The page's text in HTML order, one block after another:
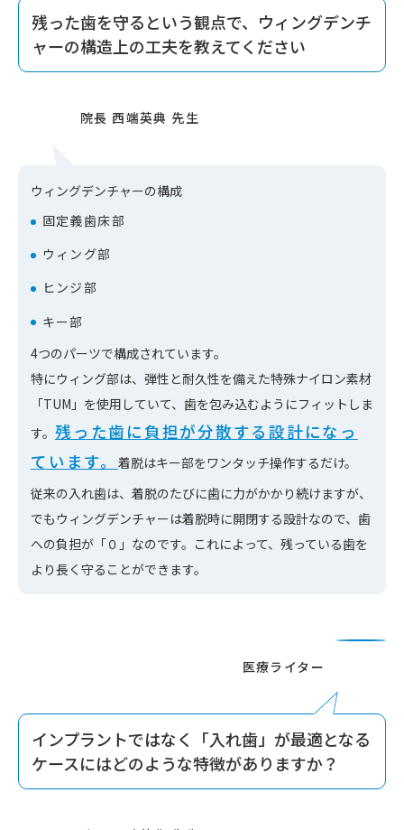
残った歯を守るという観点で、ウィングデンチ
ャーの構造上の工夫を教えてください
ウィングデンチャーの構成
固定義歯床部
ウィング部
ヒンジ部
キー部
4つのパーツで構成されています。
特にウィング部は、弾性と耐久性を備えた特殊ナイロン素材
「TUM」を使用していて、歯を包み込むようにフィットしま
す。 残った歯に負担が分散する設計になっ
ています。
着脱はキー部をワンタッチ操作するだけ。
従来の入れ歯は、着脱のたびに歯に力がかかり続けますが、
でもウィングデンチャーは着脱時に開閉する設計なので、歯
への負担が「０」なのです。これによって、残っている歯を
より長く守ることができます。
インプラントではなく「入れ歯」が最適となる
ケースにはどのような特徴がありますか？